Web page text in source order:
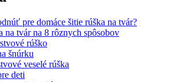
pre domáce šitie rúška na tvár?
na tvár na 8 rôznych spôsobov
rúško
šnúrku
veselé rúška
deti